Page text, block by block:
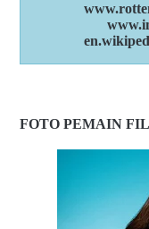
FOTO PEMAIN